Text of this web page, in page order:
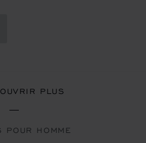
PLUS
POUR HOMME